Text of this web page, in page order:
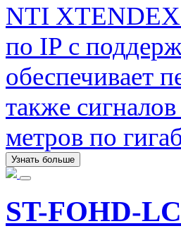
NTI
по IP с
обеспечивает
также
метров по
Узнать больше
ST-FOHD-LC